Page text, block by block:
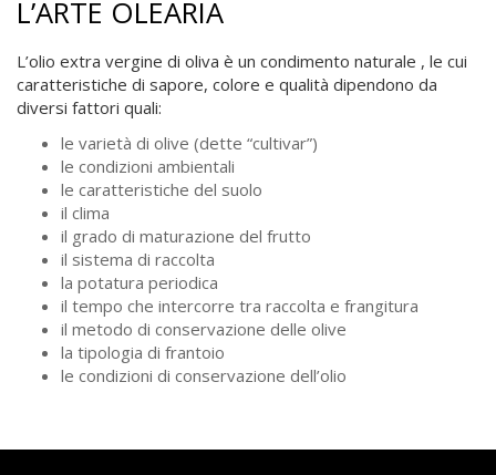
L’ARTE OLEARIA
L’olio extra vergine di oliva è un condimento naturale , le cui
caratteristiche di sapore, colore e qualità dipendono da
diversi fattori quali:
le varietà di olive (dette “cultivar”)
le condizioni ambientali
le caratteristiche del suolo
il clima
il grado di maturazione del frutto
il sistema di raccolta
la potatura periodica
il tempo che intercorre tra raccolta e frangitura
il metodo di conservazione delle olive
la tipologia di frantoio
le condizioni di conservazione dell’olio